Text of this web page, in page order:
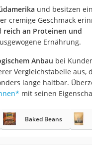
und besitzen
cremige Geschmack
reich an Proteinen und
Ernährung.
Anbau bei
Vergleichstabelle aus,
lange haltbar.
* mit seinen
Baked Beans